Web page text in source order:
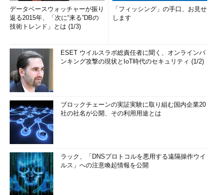
データベースウォッチャーが振り
返る2015年、「次に“来る”DBの
技術トレンド」とは (1/3)
「フィッシング」の手口、お見せ
します
ESET ウイルスラボ総責任者に聞く、オンラインバ
ンキング攻撃の現状とIoT時代のセキュリティ (1/2)
ブロックチェーンの実証実験に取り組む国内企業20
社の社名が公開、その利用用途とは
ラック、「DNSプロトコルを悪用する遠隔操作ウイ
ルス」への注意喚起情報を公開